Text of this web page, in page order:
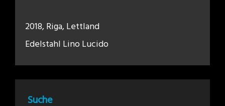
2018, Riga, Lettland
Edelstahl Lino Lucido
Suche